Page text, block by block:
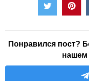
Понравился пост?
нашем